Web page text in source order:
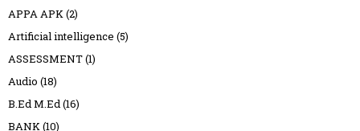
APPA APK(2)
Artificial intelligence (5)
ASSESSMENT(1)
Audio (18)
B.Ed M.Ed(16)
BANK(10)